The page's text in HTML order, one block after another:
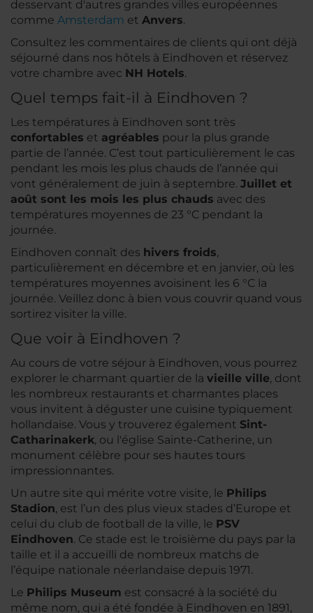
desservant d'autres grandes villes européennes
comme Amsterdam et Anvers.
Consultez les commentaires de clients qui ont déjà
séjourné dans nos hôtels à Eindhoven et réservez
votre chambre avec NH Hotels.
Quel temps fait-il à Eindhoven ?
Les températures à Eindhoven sont très
confortables et agréables pour la plus grande
partie de l’année. C’est tout particulièrement le cas
pendant les mois les plus chauds de l’année qui
vont généralement de juin à septembre. Juillet et
août sont les mois les plus chauds avec des
températures moyennes de 23 °C pendant la
journée.
Eindhoven connaît des hivers froids,
particulièrement en décembre et en janvier, où les
températures moyennes avoisinent les 6 °C la
journée. Veillez donc à bien vous couvrir quand vous
sortirez visiter la ville.
Que voir à Eindhoven ?
Au cours de votre séjour à Eindhoven, vous pourrez
explorer le charmant quartier de la vieille ville, dont
les nombreux restaurants et charmantes places
vous invitent à déguster une cuisine typiquement
hollandaise. Vous y trouverez également Sint-
Catharinakerk, ou l'église Sainte-Catherine, un
monument célèbre pour ses hautes tours
impressionnantes.
Un autre site qui mérite votre visite, le Philips
Stadion, est l’un des plus vieux stades d’Europe et
celui du club de football de la ville, le PSV
Eindhoven. Ce stade est le troisième du pays par la
taille et il a accueilli de nombreux matchs de
l’équipe nationale néerlandaise depuis 1971.
Le Philips Museum est consacré à la société du
même nom, qui a été fondée à Eindhoven en 1891,